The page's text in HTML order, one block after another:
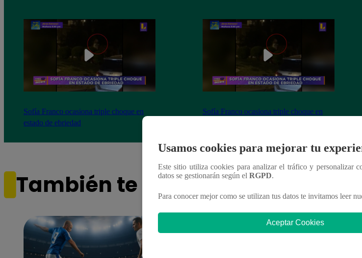
Sofía Franco ocasiona triple choque en
estado de ebriedad
Sofía Franco ocasiona triple choque en
También te puede interesar
Usamos cookies para mejorar tu
Este sitio utiliza cookies para analizar el tráfico y personalizar
datos se gestionarán según el RGPD.
Para conocer mejor como se utilizan tus datos te invitamos leer
Aceptar Cookies